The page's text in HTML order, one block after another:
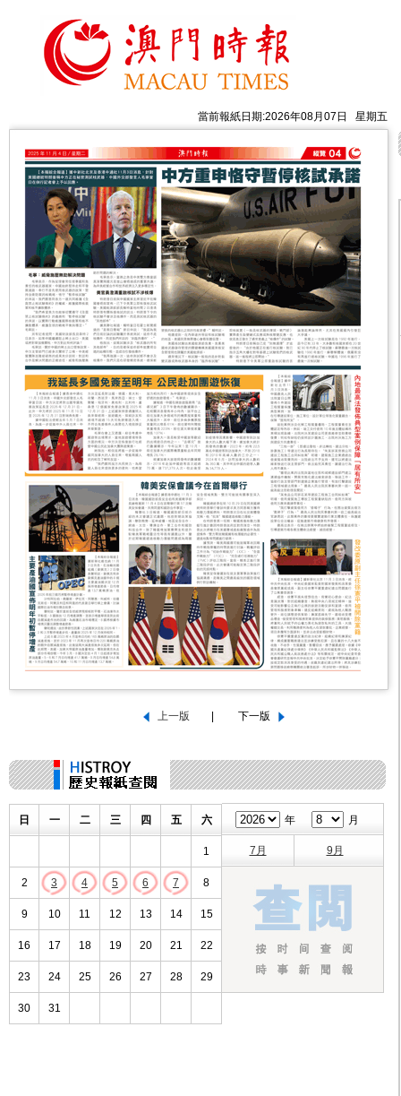
當前報紙日期:2026年08月07日 星期五
日 一 二 三 四 五 六
1
2 3 4 5 6 7 8
9 10 11 12 13 14 15
16 17 18 19 20 21 22
23 24 25 26 27 28 29
30 31
年 月
7月 9月